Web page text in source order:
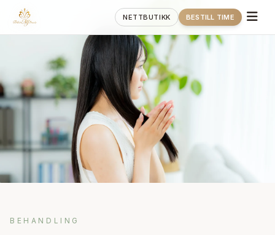
NETTBUTIKK BESTILL TIME
BEHANDLING